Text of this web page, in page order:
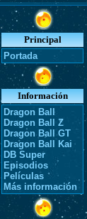
Principal
Portada
Información
Dragon Ball
Dragon Ball Z
Dragon Ball GT
Dragon Ball Kai
DB Super
Episodios
Películas
Más información